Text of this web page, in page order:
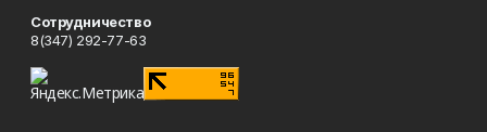
Сотрудничество
8(347) 292-77-63